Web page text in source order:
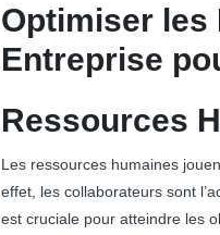
Optimiser les
Entreprise
Ressources
Les ressources humaines
effet, les collaborateurs sont
est cruciale pour atteindre les